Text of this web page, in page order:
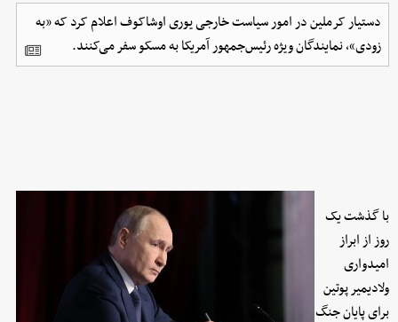
دستیار کرملین در امور سیاست خارجی یوری اوشاکوف اعلام کرد که «به
زودی»، نمایندگان ویژه رئیس‌جمهور آمریکا به مسکو سفر می‌کنند.
با گذشت یک
روز از ابراز
امیدواری
ولادیمیر پوتین
برای پایان جنگ